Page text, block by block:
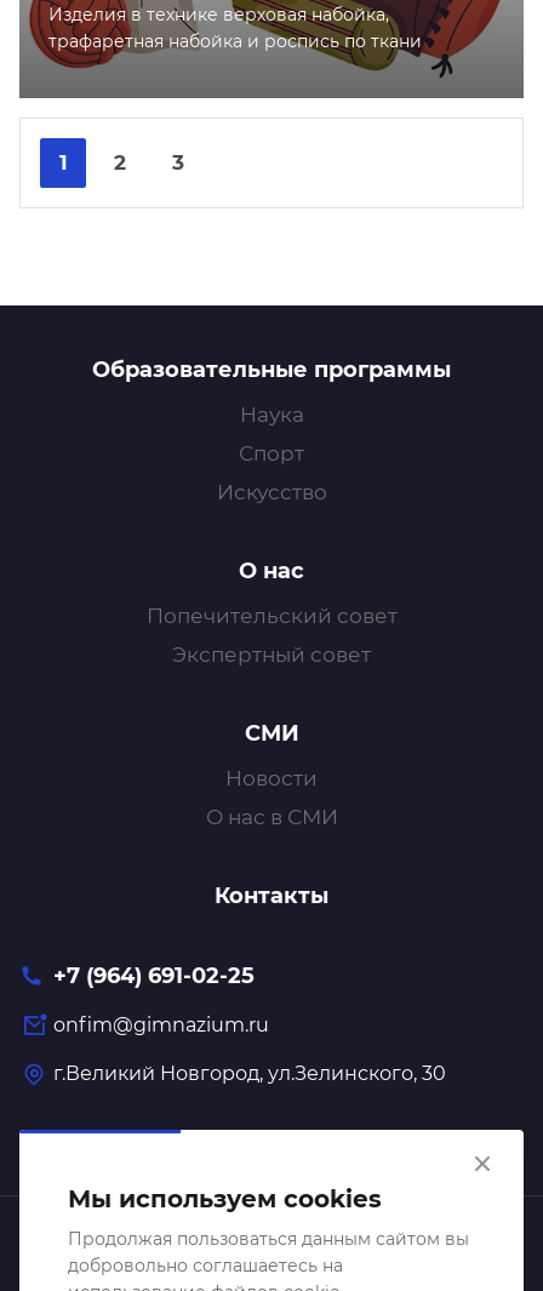
Изделия в технике верховая набойка,
трафаретная набойка и роспись по ткани
1 2 3
Образовательные программы
Наука
Спорт
Искусство
О нас
Попечительский совет
Экспертный совет
СМИ
Новости
О нас в СМИ
Контакты
+7 (964) 691-02-25
onfim@gimnazium.ru
г.Великий Новгород, ул.Зелинского, 30
Образовательный центр "Онфим" 2026 © Все права
защищены
Мы используем cookies
Продолжая пользоваться данным сайтом вы
добровольно соглашаетесь на